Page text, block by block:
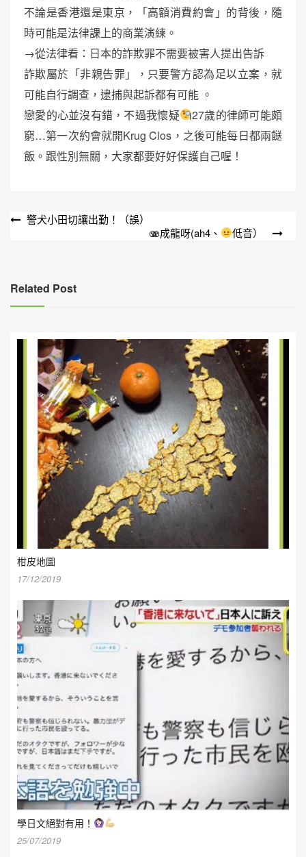
不論是香港還是東京，「高額消費約會」的背後，隨
時可能是法律課上的商業演練。
→從法律看：日本的詐欺罪不需要被害人提出告訴
詐欺屬於「非親告罪」，只要警方認為足以立案，就
可能自行調查，逮捕與起訴都有可能 。
戀愛的心並沒有錯，不過我懷疑
27歲的律師可能頗
窮…第一次約會就開Krug Clos，之後可能每日都兩餸
飯。跟性別無關，大家都要好好保護自己喔！
文
覽
警犬小田切讓出勤！（誤）
🫨成龍呀(ah4、
低音）
Related Post
柑皮地圖
17/12/2019
學日文絕對有用！
25/07/2019